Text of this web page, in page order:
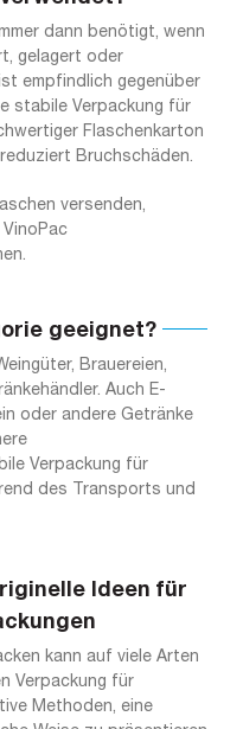
dann benötigt, wenn
gelagert oder
empfindlich gegenüber
stabile Verpackung für
Flaschenkarton
Bruchschäden.
versenden,
geeignet?
Brauereien,
Auch E-
oder andere Getränke
Verpackung für
des Transports und
Ideen für
kann auf viele Arten
Verpackung für
Methoden, eine